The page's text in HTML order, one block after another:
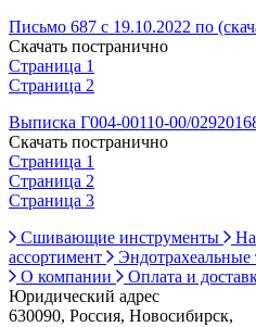
Письмо 687 с 19.10.2022 по
Скачать постранично
Страница 1
Страница 2
Выписка Г004-00110-00/
Скачать постранично
Страница 1
Страница 2
Страница 3
Сшивающие инструменты
ассортимент
Эндотрахеальные
О компании
Оплата и
Юридический адрес
630090, Россия, Новосибирск,